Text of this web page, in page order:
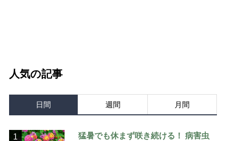
人気の記事
日間 週間 月間
1
猛暑でも休まず咲き続ける！ 病害虫